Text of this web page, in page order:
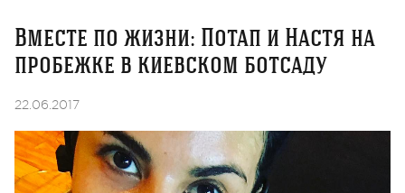
Вместе по жизни: Потап и Настя на
пробежке в киевском ботсаду
22.06.2017